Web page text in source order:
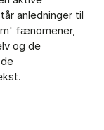
anledninger til
fænomener,
og de